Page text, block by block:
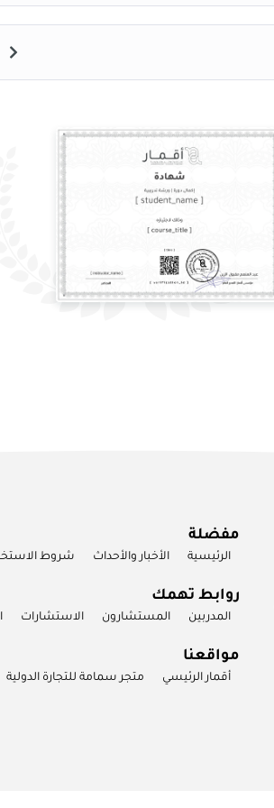
مفضلة
الرئيسية الأخبار والأحداث شروط
روابط تهمك
المدربين المستشارون الاستشارات
مواقعنا
أقمار الرئيسي متجر سمامة للتجارة الدولية